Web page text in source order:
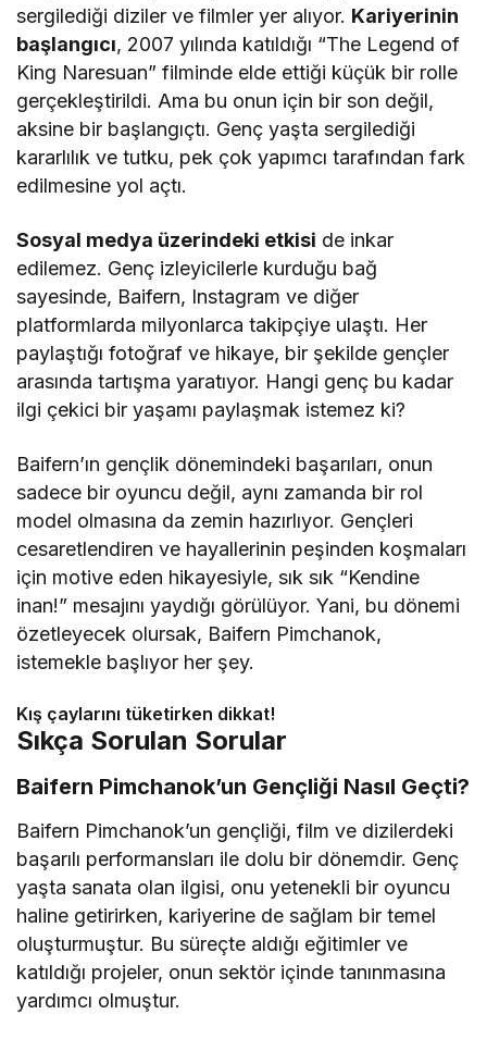
sergilediği diziler ve filmler yer alıyor. Kariyerinin
başlangıcı, 2007 yılında katıldığı “The Legend of
King Naresuan” filminde elde ettiği küçük bir rolle
gerçekleştirildi. Ama bu onun için bir son değil,
aksine bir başlangıçtı. Genç yaşta sergilediği
kararlılık ve tutku, pek çok yapımcı tarafından fark
edilmesine yol açtı.
Sosyal medya üzerindeki etkisi de inkar
edilemez. Genç izleyicilerle kurduğu bağ
sayesinde, Baifern, Instagram ve diğer
platformlarda milyonlarca takipçiye ulaştı. Her
paylaştığı fotoğraf ve hikaye, bir şekilde gençler
arasında tartışma yaratıyor. Hangi genç bu kadar
ilgi çekici bir yaşamı paylaşmak istemez ki?
Baifern’ın gençlik dönemindeki başarıları, onun
sadece bir oyuncu değil, aynı zamanda bir rol
model olmasına da zemin hazırlıyor. Gençleri
cesaretlendiren ve hayallerinin peşinden koşmaları
için motive eden hikayesiyle, sık sık “Kendine
inan!” mesajını yaydığı görülüyor. Yani, bu dönemi
özetleyecek olursak, Baifern Pimchanok,
istemekle başlıyor her şey.
Kış çaylarını tüketirken dikkat!
Sıkça Sorulan Sorular
Baifern Pimchanok’un Gençliği Nasıl Geçti?
Baifern Pimchanok’un gençliği, film ve dizilerdeki
başarılı performansları ile dolu bir dönemdir. Genç
yaşta sanata olan ilgisi, onu yetenekli bir oyuncu
haline getirirken, kariyerine de sağlam bir temel
oluşturmuştur. Bu süreçte aldığı eğitimler ve
katıldığı projeler, onun sektör içinde tanınmasına
yardımcı olmuştur.